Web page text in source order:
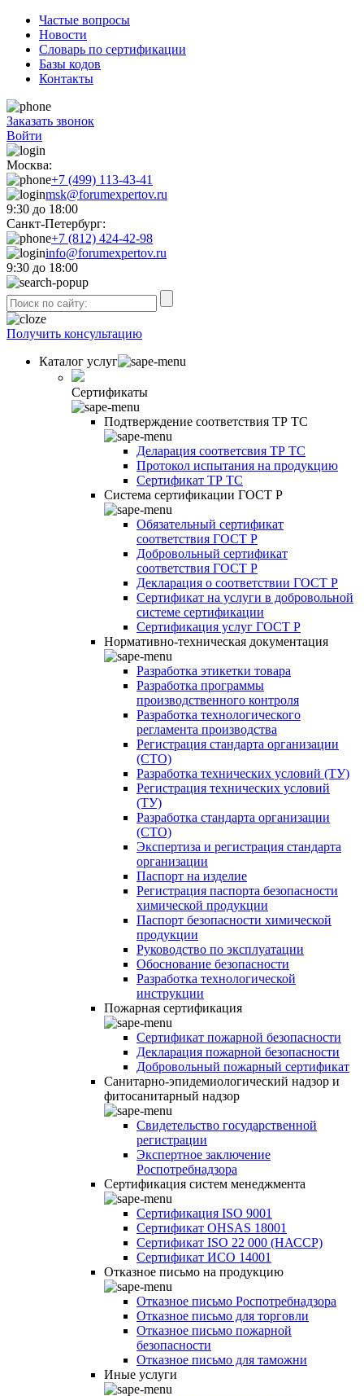
Частые вопросы
Новости
Словарь по сертификации
Базы кодов
Контакты
Заказать звонок
Войти
Москва:
+7 (499) 113-43-41
msk@forumexpertov.ru
9:30 до 18:00
Санкт-Петербург:
+7 (812) 424-42-98
info@forumexpertov.ru
9:30 до 18:00
Получить консультацию
Каталог услуг
Сертификаты
Подтверждение соответствия ТР ТС
Деларация соответсвия ТР ТС
Протокол испытания на продукцию
Сертификат ТР ТС
Система сертификации ГОСТ Р
Обязательный сертификат
соответствия ГОСТ Р
Добровольный сертификат
соответствия ГОСТ Р
Декларация о соответствии ГОСТ Р
Сертификат на услуги в добровольной
системе сертификации
Сертификация услуг ГОСТ Р
Нормативно-техническая документация
Разработка этикетки товара
Разработка программы
производственного контроля
Разработка технологического
регламента производства
Регистрация стандарта организации
(СТО)
Разработка технических условий (ТУ)
Регистрация технических условий
(ТУ)
Разработка стандарта организации
(СТО)
Экспертиза и регистрация стандарта
организации
Паспорт на изделие
Регистрация паспорта безопасности
химической продукции
Паспорт безопасности химической
продукции
Руководство по эксплуатации
Обоснование безопасности
Разработка технологической
инструкции
Пожарная сертификация
Сертификат пожарной безопасности
Декларация пожарной безопасности
Добровольный пожарный сертификат
Санитарно-эпидемиологический надзор и
фитосанитарный надзор
Свидетельство государственной
регистрации
Экспертное заключение
Роспотребнадзора
Сертификация систем менеджмента
Сертификация ISO 9001
Сертификат OHSAS 18001
Сертификат ISO 22 000 (НАССР)
Сертификат ИСО 14001
Отказное письмо на продукцию
Отказное письмо Роспотребнадзора
Отказное письмо для торговли
Отказное письмо пожарной
безопасности
Отказное письмо для таможни
Иные услуги